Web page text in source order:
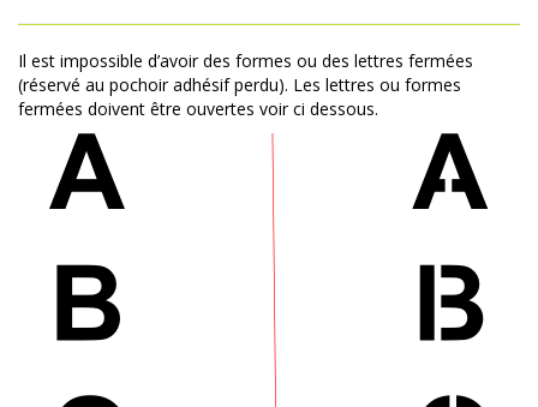
Il est impossible d’avoir des formes ou des lettres fermées
(réservé au pochoir adhésif perdu). Les lettres ou formes
fermées doivent être ouvertes voir ci dessous.